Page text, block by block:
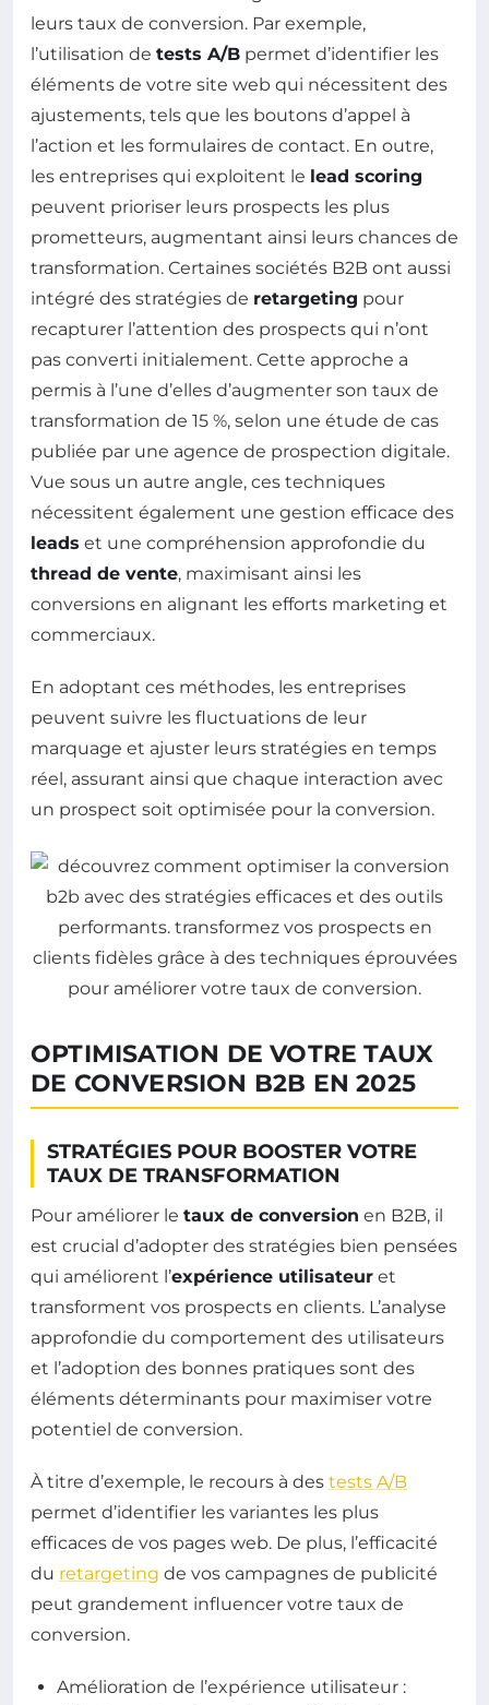
leurs taux de conversion. Par exemple,
l’utilisation de tests A/B permet d’identifier les
éléments de votre site web qui nécessitent des
ajustements, tels que les boutons d’appel à
l’action et les formulaires de contact. En outre,
les entreprises qui exploitent le lead scoring
peuvent prioriser leurs prospects les plus
prometteurs, augmentant ainsi leurs chances de
transformation. Certaines sociétés B2B ont aussi
intégré des stratégies de retargeting pour
recapturer l’attention des prospects qui n’ont
pas converti initialement. Cette approche a
permis à l’une d’elles d’augmenter son taux de
transformation de 15 %, selon une étude de cas
publiée par une agence de prospection digitale.
Vue sous un autre angle, ces techniques
nécessitent également une gestion efficace des
leads et une compréhension approfondie du
thread de vente, maximisant ainsi les
conversions en alignant les efforts marketing et
commerciaux.
En adoptant ces méthodes, les entreprises
peuvent suivre les fluctuations de leur
marquage et ajuster leurs stratégies en temps
réel, assurant ainsi que chaque interaction avec
un prospect soit optimisée pour la conversion.
OPTIMISATION DE VOTRE TAUX
DE CONVERSION B2B EN 2025
STRATÉGIES POUR BOOSTER VOTRE
TAUX DE TRANSFORMATION
Pour améliorer le taux de conversion en B2B, il
est crucial d’adopter des stratégies bien pensées
qui améliorent l’expérience utilisateur et
transforment vos prospects en clients. L’analyse
approfondie du comportement des utilisateurs
et l’adoption des bonnes pratiques sont des
éléments déterminants pour maximiser votre
potentiel de conversion.
À titre d’exemple, le recours à des tests A/B
permet d’identifier les variantes les plus
efficaces de vos pages web. De plus, l’efficacité
du retargeting de vos campagnes de publicité
peut grandement influencer votre taux de
conversion.
Amélioration de l’expérience utilisateur :